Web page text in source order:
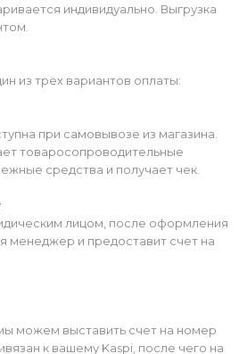
индивидуально. Выгрузка
из трёх вариантов оплаты:
при самовывозе из магазина.
товаросопроводительные
средства и получает чек.
лицом, после оформления
менеджер и предоставит счет на
можем выставить счет на номер
к вашему Kaspi, после чего на